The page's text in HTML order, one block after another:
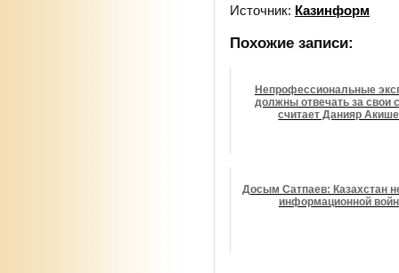
Источник: Казинформ
Похожие записи:
Непрофессиональные
должны отвечать за свои
считает Данияр
Досым Сатпаев: Казахстан
информационной